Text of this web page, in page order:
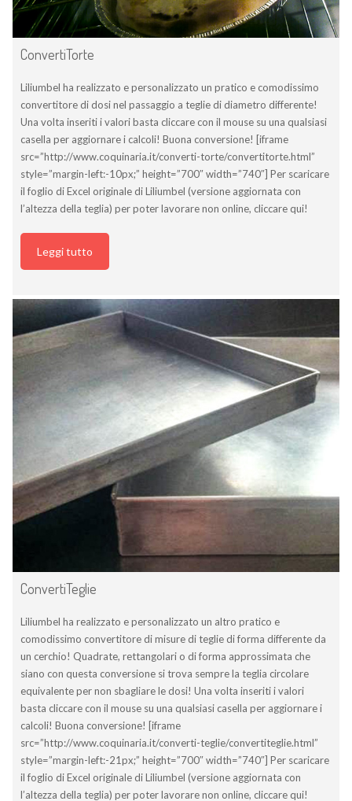
ConvertiTorte
Liliumbel ha realizzato e personalizzato un pratico e comodissimo
convertitore di dosi nel passaggio a teglie di diametro differente!
Una volta inseriti i valori basta cliccare con il mouse su una qualsiasi
casella per aggiornare i calcoli! Buona conversione! [iframe
src=”http://www.coquinaria.it/converti-torte/convertitorte.html”
style=”margin-left:-10px;” height=”700″ width=”740″] Per scaricare
il foglio di Excel originale di Liliumbel (versione aggiornata con
l’altezza della teglia) per poter lavorare non online, cliccare qui!
Leggi tutto
ConvertiTeglie
Liliumbel ha realizzato e personalizzato un altro pratico e
comodissimo convertitore di misure di teglie di forma differente da
un cerchio! Quadrate, rettangolari o di forma approssimata che
siano con questa conversione si trova sempre la teglia circolare
equivalente per non sbagliare le dosi! Una volta inseriti i valori
basta cliccare con il mouse su una qualsiasi casella per aggiornare i
calcoli! Buona conversione! [iframe
src=”http://www.coquinaria.it/converti-teglie/convertiteglie.html”
style=”margin-left:-21px;” height=”700″ width=”740″] Per scaricare
il foglio di Excel originale di Liliumbel (versione aggiornata con
l’altezza della teglia) per poter lavorare non online, cliccare qui!